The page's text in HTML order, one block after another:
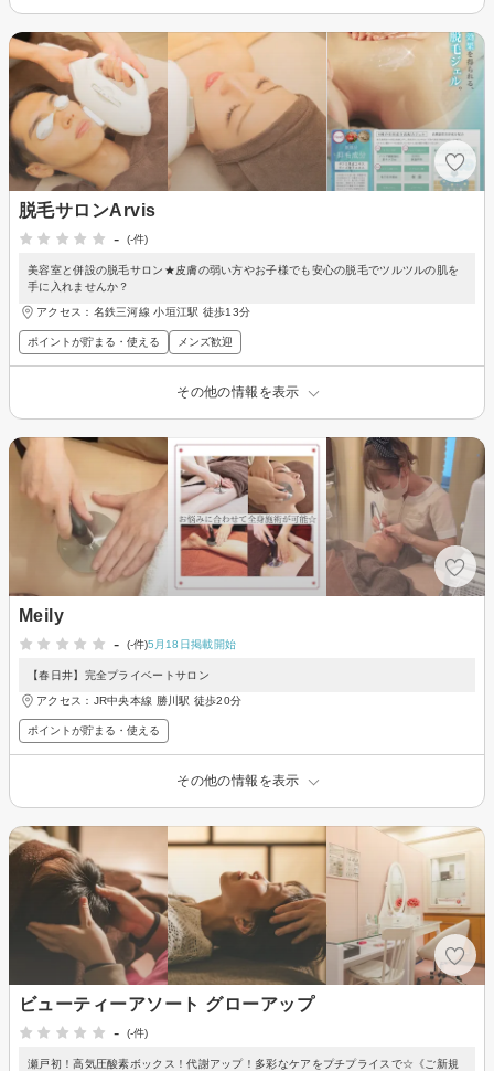
脱毛サロンArvis
-
(-件)
美容室と併設の脱毛サロン★皮膚の弱い方やお子様でも安心の脱毛でツルツルの肌を
手に入れませんか？
アクセス：名鉄三河線 小垣江駅 徒歩13分
ポイントが貯まる・使える メンズ歓迎
その他の情報を表示
Meily
-
(-件)5月18日掲載開始
【春日井】完全プライベートサロン
アクセス：JR中央本線 勝川駅 徒歩20分
ポイントが貯まる・使える
その他の情報を表示
ビューティーアソート グローアップ
-
(-件)
瀬戸初！高気圧酸素ボックス！代謝アップ！多彩なケアをプチプライスで☆《ご新規